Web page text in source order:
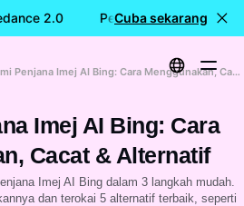
2.0 Penciptaan video
Cuba sekarang
Fahami Penjana Imej AI Bing: Cara Menggunakan, Cacat & Alternatif
Imej AI Bing: Cara
Cacat & Alternatif
Imej AI Bing dalam 3 langkah mudah.
dan terokai 5 alternatif terbaik, seperti